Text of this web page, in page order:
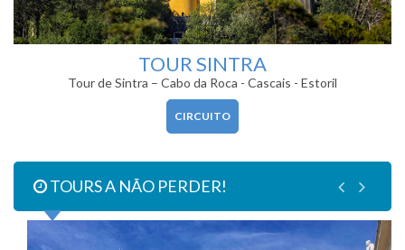
TOUR SINTRA
Tour de Sintra – Cabo da Roca - Cascais - Estoril
CIRCUITO
TOURS A NÃO PERDER!